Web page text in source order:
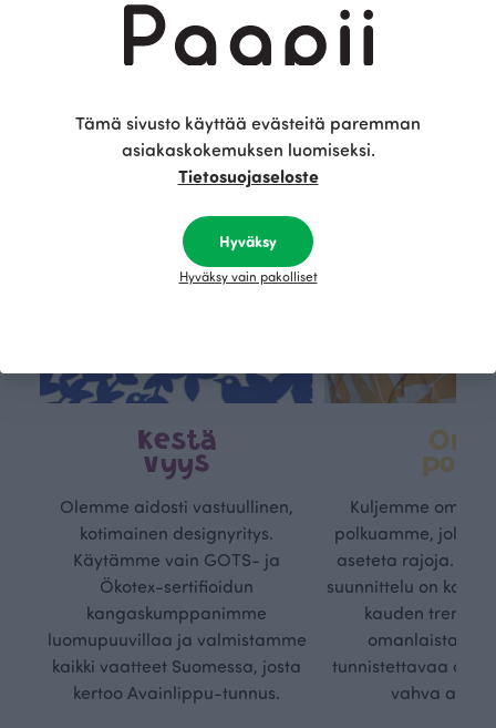
Tämä on Paapii
Kestä
vyys
Olemme aidosti vastuullinen,
kotimainen designyritys.
Käytämme vain GOTS- ja
Ökotex-sertifioidun
kangaskumppanimme
luomupuuvillaa ja valmistamme
kaikki vaatteet Suomessa, josta
kertoo Avainlippu-tunnus.
Oma
Kuljemme omaa,
polkuamme, jolla
aseteta rajoja.
suunnittelu on
kauden
omanlaista,
tunnistettavaa
vahva
Tämä sivusto käyttää evästeitä paremman
asiakaskokemuksen luomiseksi.
Tietosuojaseloste
Hyväksy
Hyväksy vain pakolliset